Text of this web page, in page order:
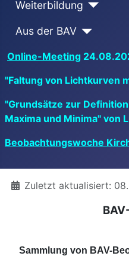
Weiterbildung
Aus der BAV
Online-Meeting
"Faltung von Lichtkurven
"Grundsätze zur
Maxima und Minima" von
Beobachtungswoche
DetailsZuletzt aktualisiert:
Sammlung von BAV-